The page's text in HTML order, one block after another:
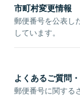
市町村変更情報
郵便番号を公表し
しています。
よくあるご質問
郵便番号に関する